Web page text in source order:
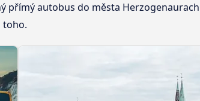
přímý autobus do města
toho.